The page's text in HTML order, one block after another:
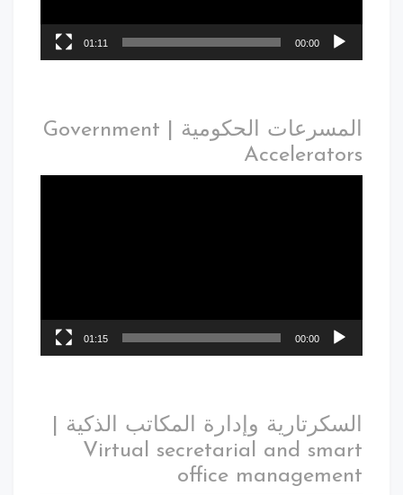
00:00
01:11
المسرعات الحكومية | Government
Accelerators
00:00
01:15
السكرتارية وإدارة المكاتب الذكية |
Virtual secretarial and smart
office management